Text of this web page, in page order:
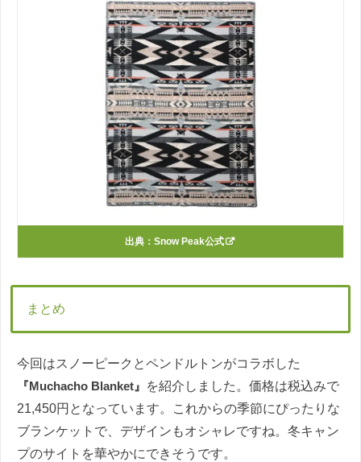
出典： Snow Peak公式
まとめ
今回はスノーピークとペンドルトンがコラボした
『Muchacho Blanket』 を紹介しました。価格は税込みで
21,450円となっています。これからの季節にぴったりな
ブランケットで、デザインもオシャレですね。冬キャン
プのサイトを華やかにできそうです。